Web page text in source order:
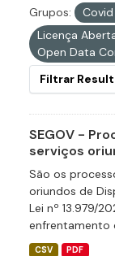
Grupos:
Covid
Licença
Open Data
Filtrar
SEGOV -
serviços
São os
oriundos de
Lei nº 13.979/
enfrentamento
CSV PDF